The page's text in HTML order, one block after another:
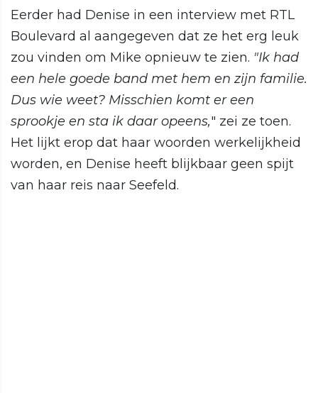
Eerder had Denise in een interview met RTL
Boulevard al aangegeven dat ze het erg leuk
zou vinden om Mike opnieuw te zien. "Ik had
een hele goede band met hem en zijn familie.
Dus wie weet? Misschien komt er een
sprookje en sta ik daar opeens," zei ze toen.
Het lijkt erop dat haar woorden werkelijkheid
worden, en Denise heeft blijkbaar geen spijt
van haar reis naar Seefeld.